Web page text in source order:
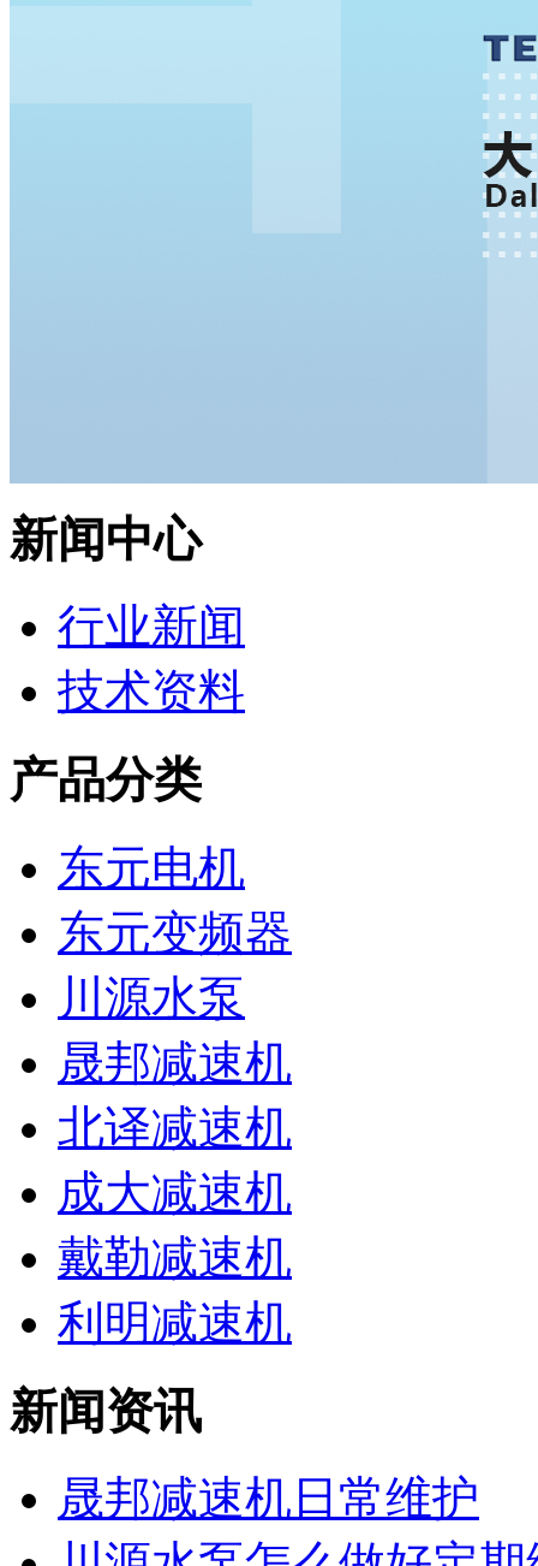
新闻中心
行业新闻
技术资料
产品分类
东元电机
东元变频器
川源水泵
晟邦减速机
北译减速机
成大减速机
戴勒减速机
利明减速机
新闻资讯
晟邦减速机日常维护